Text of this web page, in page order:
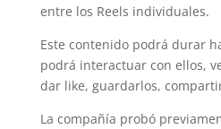
entre los Reels individuales.
Este contenido podrá durar
podrá interactuar con ellos,
dar like, guardarlos,
La compañía probó